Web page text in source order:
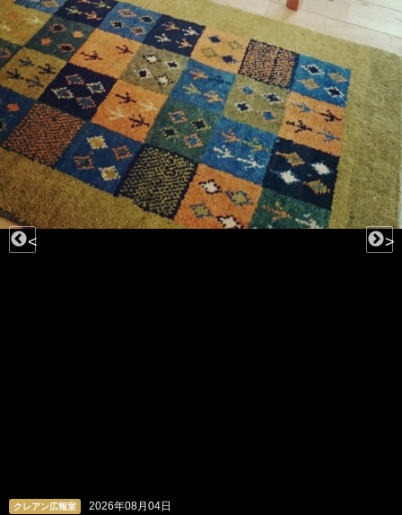
クレアン広報室 2026年08月03日
< >